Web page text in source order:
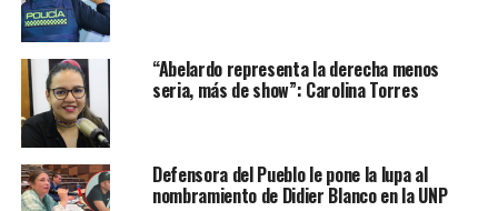
“Abelardo representa la derecha menos
seria, más de show”: Carolina Torres
Defensora del Pueblo le pone la lupa al
nombramiento de Didier Blanco en la UNP